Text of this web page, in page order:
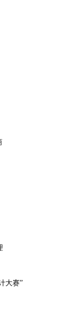
大赛”